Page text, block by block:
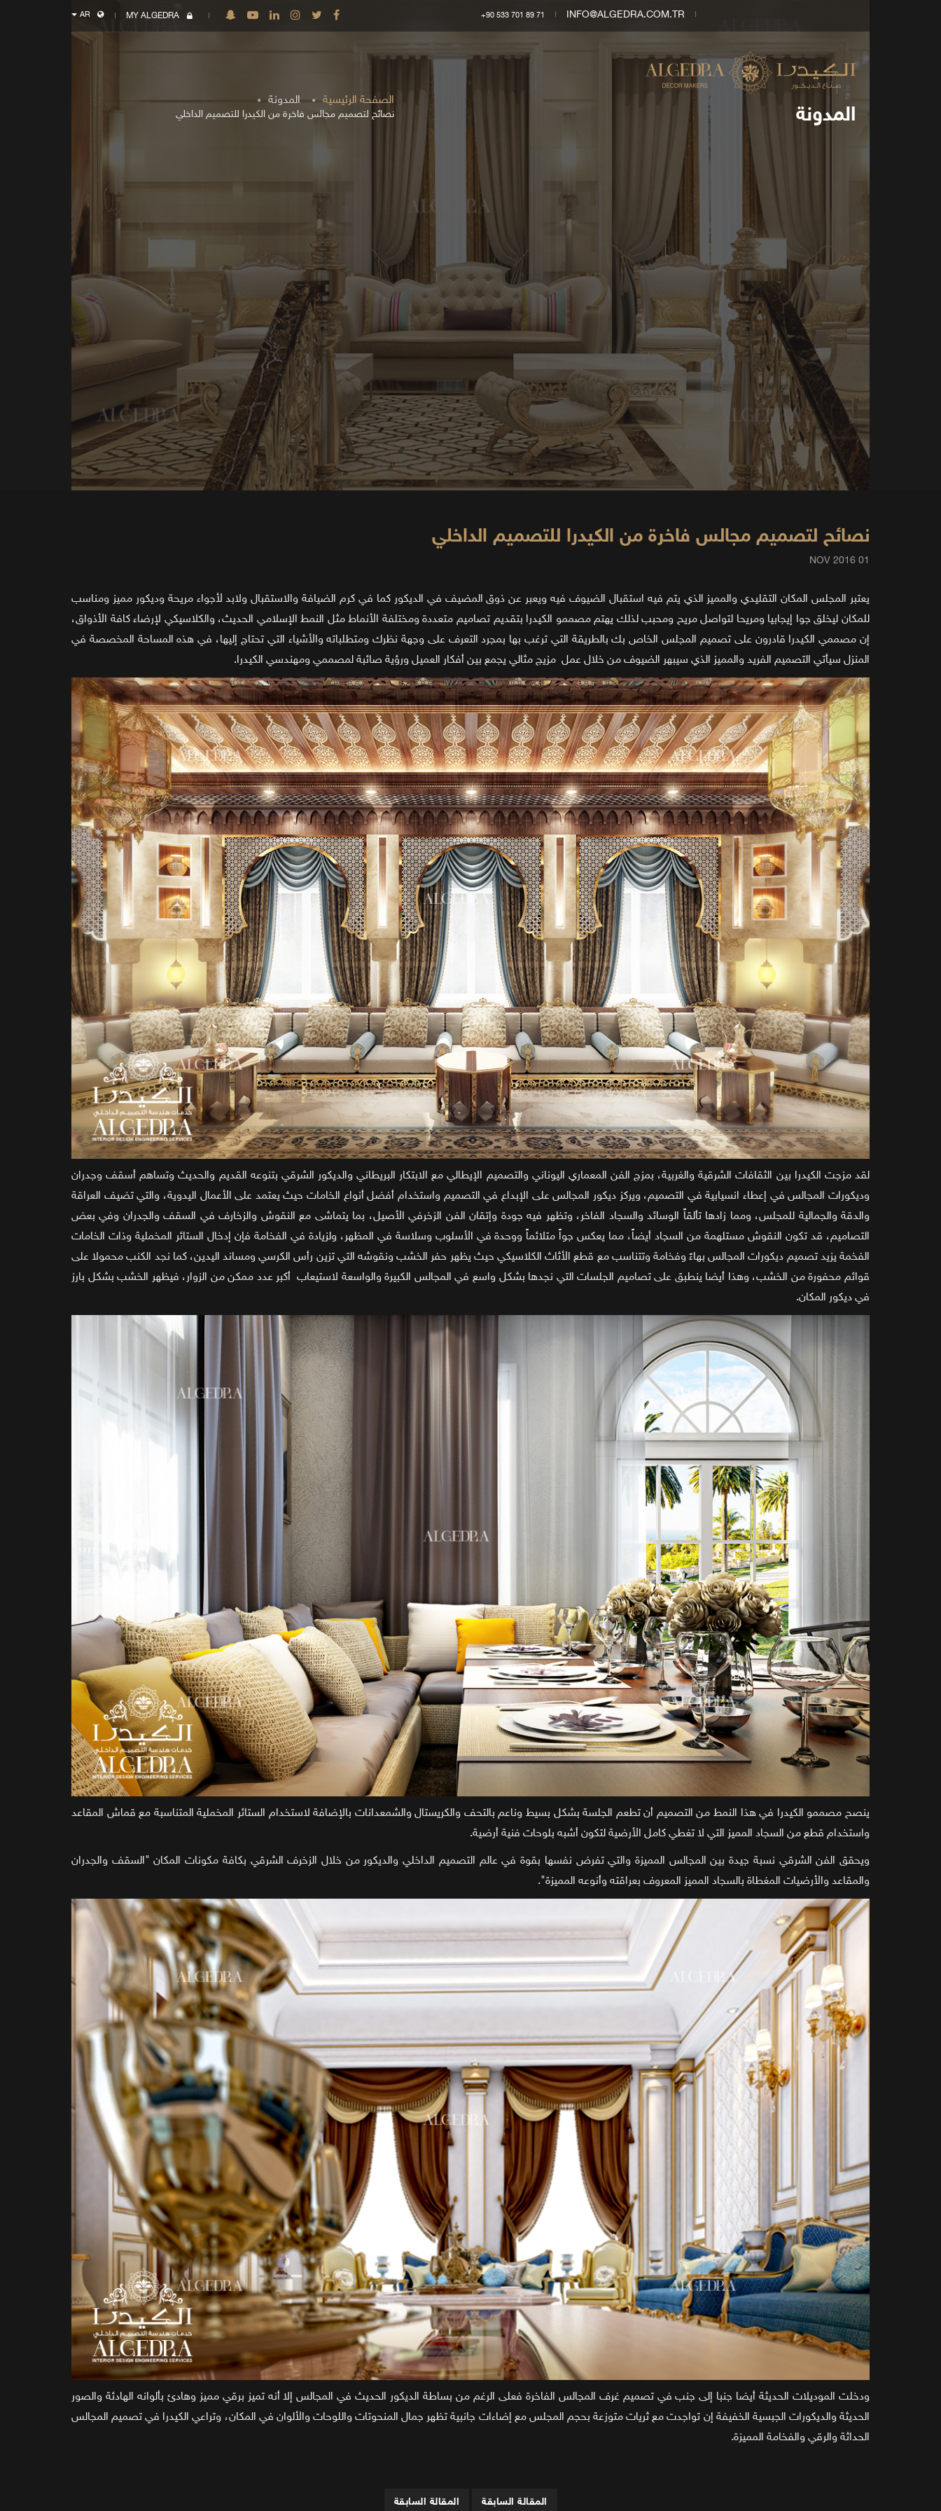
+90 533 701 89 71 INFO@ALGEDRA.COM.TR
MY ALGEDRA
المدونة
الصفحة الرئيسية المدونة
نصائح لتصميم مجالس فاخرة من الكيدرا للتصميم الداخلي
نصائح لتصميم مجالس فاخرة من الكيدرا للتصميم الداخلي
01 NOV 2016
يعتبر المجلس المكان التقليدي والمميز الذي يتم فيه استقبال الضيوف فيه ويعبر عن ذوق المضيف في الديكور كما في كرم الضيافة والاستقبال ولابد لأجواء مريحة وديكور مميز ومناسب
للمكان ليخلق جوا إيجابيا ومريحا لتواصل مريح ومحبب لذلك يهتم مصممو الكيدرا بتقديم تصاميم متعددة ومختلفة الأنماط مثل النمط الإسلامي الحديث، والكلاسيكي لإرضاء كافة الأذواق،
إن مصممي الكيدرا قادرون على تصميم المجلس الخاص بك بالطريقة التي ترغب بها بمجرد التعرف على وجهة نظرك ومتطلباته والأشياء التي تحتاج إليها، في هذه المساحة المخصصة في
المنزل سيأتي التصميم الفريد والمميز الذي سيبهر الضيوف من خلال عمل مزيج مثالي يجمع بين أفكار العميل ورؤية صائبة لمصممي ومهندسي الكيدرا.
لقد مزجت الكيدرا بين الثقافات الشرقية والغربية، بمزج الفن المعماري اليوناني والتصميم الإيطالي مع الابتكار البريطاني والديكور الشرقي بتنوعه القديم والحديث وتساهم أسقف وجدران
وديكورات المجالس في إعطاء انسيابية في التصميم، ويركز ديكور المجالس على الإبداع في التصميم واستخدام أفضل أنواع الخامات حيث يعتمد على الأعمال اليدوية، والتي تضيف العراقة
والدقة والجمالية للمجلس، ومما زادها تألقاً الوسائد والسجاد الفاخر، وتظهر فيه جودة وإتقان الفن الزخرفي الأصيل، بما يتماشى مع النقوش والزخارف في السقف والجدران وفي بعض
التصاميم، قد تكون النقوش مستلهمة من السجاد أيضاً، مما يعكس جواً متلائماً ووحدة في الأسلوب وسلاسة في المظهر، ولزيادة في الفخامة فإن إدخال الستائر المخملية وذات الخامات
الفخمة يزيد تصميم ديكورات المجالس بهاءً وفخامة وتتناسب مع قطع الأثاث الكلاسيكي حيث يظهر حفر الخشب ونقوشه التي تزين رأس الكرسي ومساند اليدين، كما نجد الكنب محمولا على
قوائم محفورة من الخشب، وهذا أيضا ينطبق على تصاميم الجلسات التي نجدها بشكل واسع في المجالس الكبيرة والواسعة لاستيعاب أكبر عدد ممكن من الزوار، فيظهر الخشب بشكل بارز
في ديكور المكان.
ينصح مصممو الكيدرا في هذا النمط من التصميم أن تطعم الجلسة بشكل بسيط وناعم بالتحف والكريستال والشمعدانات بالإضافة لاستخدام الستائر المخملية المتناسبة مع قماش المقاعد
واستخدام قطع من السجاد المميز التي لا تغطي كامل الأرضية لتكون أشبه بلوحات فنية أرضية.
ويحقق الفن الشرقي نسبة جيدة بين المجالس المميزة والتي تفرض نفسها بقوة في عالم التصميم الداخلي والديكور من خلال الزخرف الشرقي بكافة مكونات المكان "السقف والجدران
والمقاعد والأرضيات المغطاة بالسجاد المميز المعروف بعراقته وأنوعه المميزة".
ودخلت الموديلات الحديثة أيضا جنبا إلى جنب في تصميم غرف المجالس الفاخرة فعلى الرغم من بساطة الديكور الحديث في المجالس إلا أنه تميز برقي مميز وهادئ بألوانه الهادئة والصور
الحديثة والديكورات الجبسية الخفيفة إن تواجدت مع ثريات متوزعة بحجم المجلس مع إضاءات جانبية تظهر جمال المنحوتات واللوحات والألوان في المكان، وتراعي الكيدرا في تصميم المجالس
الحداثة والرقي والفخامة المميزة.
المقالة السابقة المقالة السابقة